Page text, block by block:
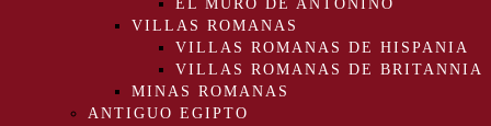
EL MURO DE ANTONINO
VILLAS ROMANAS
VILLAS ROMANAS DE HISPANIA
VILLAS ROMANAS DE BRITANNIA
MINAS ROMANAS
ANTIGUO EGIPTO